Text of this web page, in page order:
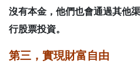
沒有本金， 他們也會通過其他
行股票投資。
第三，實現財富自由